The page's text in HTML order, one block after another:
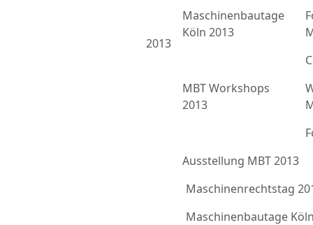
2013
Maschinenbautage
Köln 2013
MBT Workshops
2013
Ausstellung MBT 2013
Maschinenrechtstag
Maschinenbautage